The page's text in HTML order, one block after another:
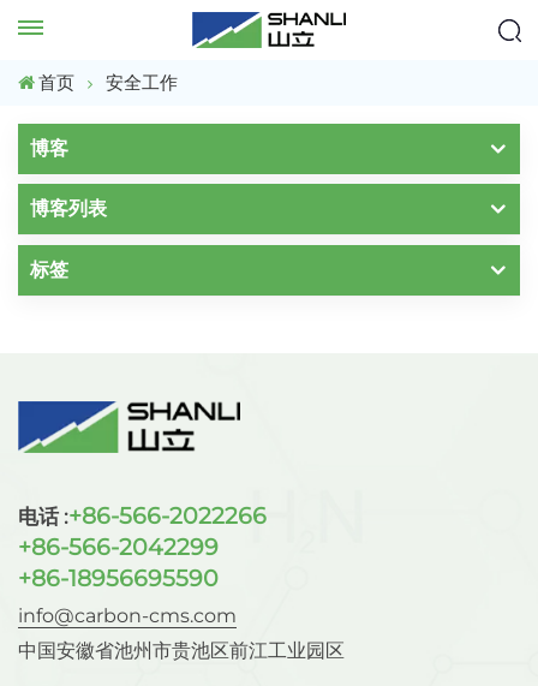
首页 安全工作
博客
博客列表
标签
电话 :+86-566-2022266
+86-566-2042299
+86-18956695590
info@carbon-cms.com
中国安徽省池州市贵池区前江工业园区